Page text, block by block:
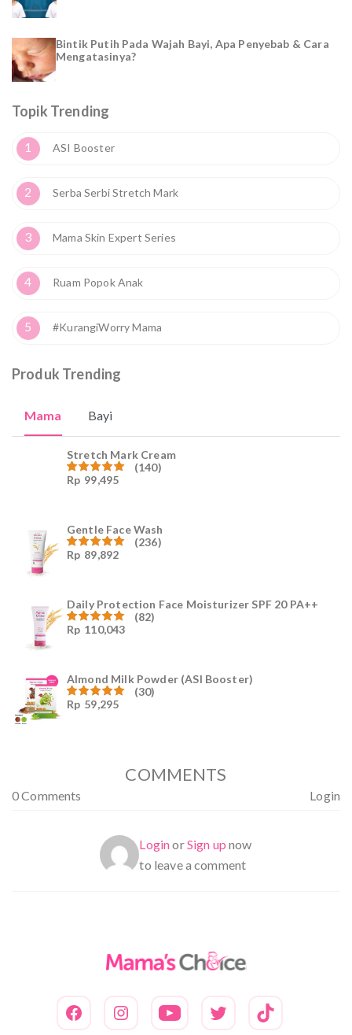
Bintik Putih Pada Wajah Bayi, Apa Penyebab & Cara
Mengatasinya?
Topik Trending
1 ASI Booster
2 Serba Serbi Stretch Mark
3 Mama Skin Expert Series
4 Ruam Popok Anak
5 #KurangiWorry Mama
Produk Trending
Mama Bayi
Stretch Mark Cream
Dinilai
(140)
Rp 99,495
Gentle Face Wash
Dinilai
(236)
Rp 89,892
Daily Protection Face Moisturizer SPF 20 PA++
Dinilai
(82)
Rp 110,043
Almond Milk Powder (ASI Booster)
Dinilai5.00
(30)
Rp 59,295
COMMENTS
0 Comments Login
LoginorSign up now
to leave a comment